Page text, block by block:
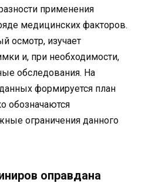
применения
медицинских факторов.
осмотр, изучает
и, при необходимости,
обследования. На
формируется план
обозначаются
ограничения данного
оправдана